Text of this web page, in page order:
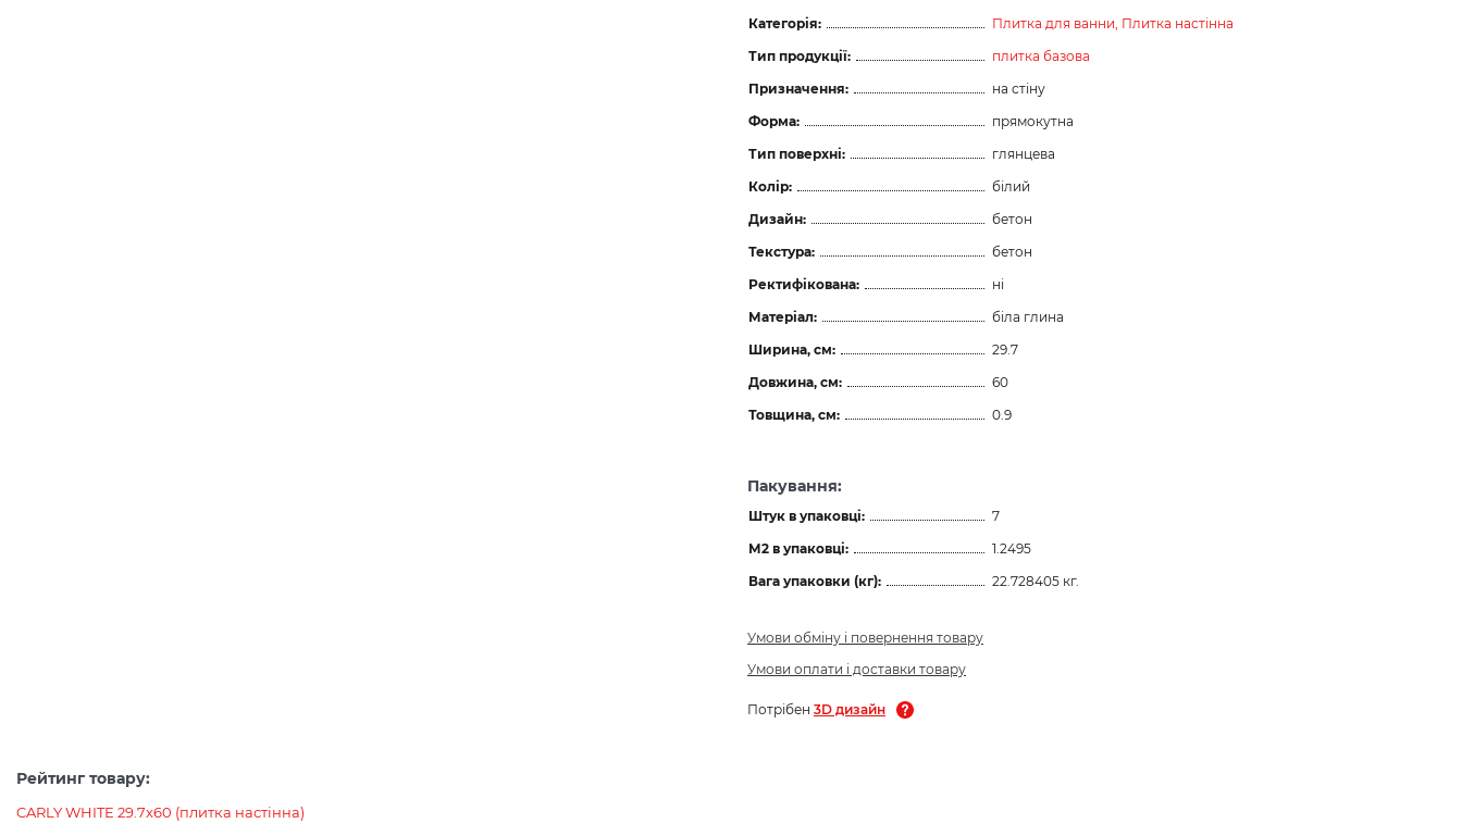
Категорія:
Плитка для ванни, Плитка настінна
Тип продукції:
плитка базова
Призначення:
на стіну
Форма:
прямокутна
Тип поверхні:
глянцева
Колір:
білий
Дизайн:
бетон
Текстура:
бетон
Ректифікована:
ні
Матеріал:
біла глина
Ширина, см:
29.7
Довжина, см:
60
Товщина, см:
0.9
Пакування:
Штук в упаковці:
7
М2 в упаковці:
1.2495
Вага упаковки (кг):
22.728405 кг.
Умови обміну і повернення товару
Умови оплати і доставки товару
Потрібен 3D дизайн
Рейтинг товару:
CARLY WHITE 29.7х60 (плитка настінна)